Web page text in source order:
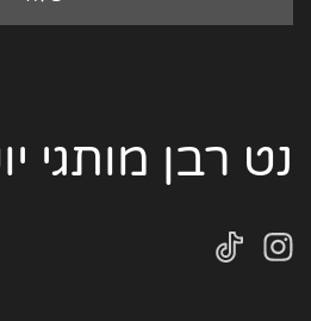
נט רבן מותגי